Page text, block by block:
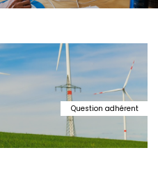
Question adhérent